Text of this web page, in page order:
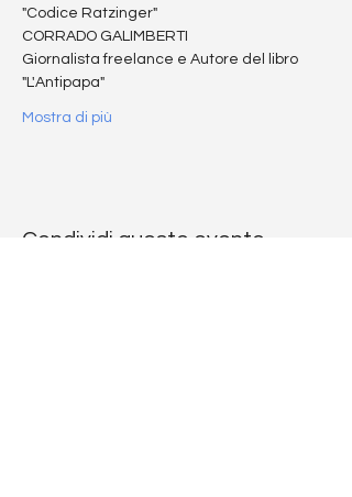
"Codice Ratzinger"
CORRADO GALIMBERTI
Giornalista freelance e Autore del libro
"L'Antipapa"
Mostra di più
Condividi questo evento